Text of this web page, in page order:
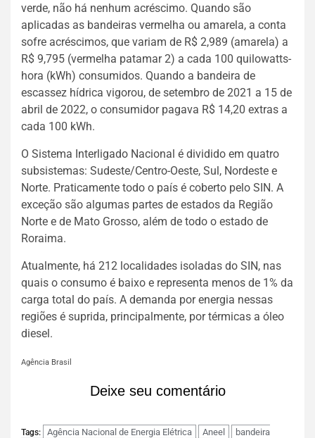
verde, não há nenhum acréscimo. Quando são
aplicadas as bandeiras vermelha ou amarela, a conta
sofre acréscimos, que variam de R$ 2,989 (amarela) a
R$ 9,795 (vermelha patamar 2) a cada 100 quilowatts-
hora (kWh) consumidos. Quando a bandeira de
escassez hídrica vigorou, de setembro de 2021 a 15 de
abril de 2022, o consumidor pagava R$ 14,20 extras a
cada 100 kWh.
O Sistema Interligado Nacional é dividido em quatro
subsistemas: Sudeste/Centro-Oeste, Sul, Nordeste e
Norte. Praticamente todo o país é coberto pelo SIN. A
exceção são algumas partes de estados da Região
Norte e de Mato Grosso, além de todo o estado de
Roraima.
Atualmente, há 212 localidades isoladas do SIN, nas
quais o consumo é baixo e representa menos de 1% da
carga total do país. A demanda por energia nessas
regiões é suprida, principalmente, por térmicas a óleo
diesel.
Agência Brasil
Deixe seu comentário
Tags: Agência Nacional de Energia Elétrica Aneel
bandeira